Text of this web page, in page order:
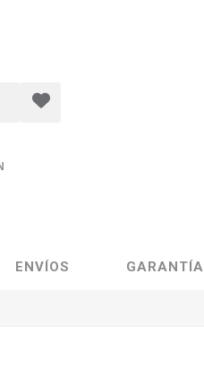
ENVÍOS GARANTÍA